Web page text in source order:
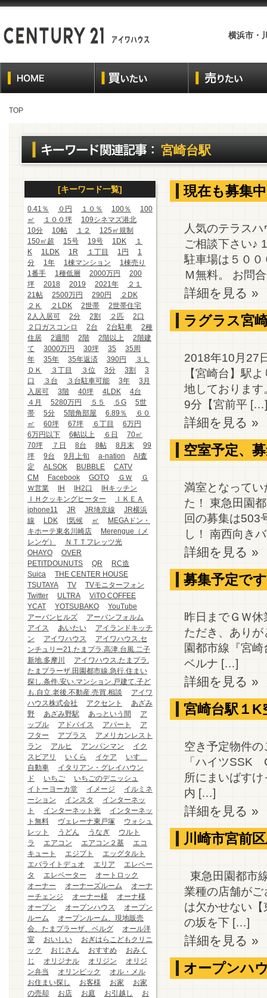
横浜市・
TOP
宮崎台駅
[キーワード一覧]
0.41％ ０円 １０％ 100％
100
㎡
１００坪
109シネマズ港北
10分
10帖 １２
125㎡規制
150㎡超
15号 19号 1DK
１
K
1LDK 1R １丁目 1円
1
分
1年 1棟マンション
1棟売り
1番手
1種低層 2000万円
200
坪
2018 2019 2021年
２１
21帖
2500万円 290円
２DK
２Ｋ
２LDK 2世帯
2世帯住宅
2人入居可
2分 2割 ２匹
2口
２口ガスコンロ
2台 2台駐車
2種
住居
2週間 2階 2階以上
2階建
て
3000万円 30坪 35
35周
年
35年 35年返済 390円
３Ｌ
ＤＫ
３丁目 ３位 3分 3割
3
口
３台 ３台駐車可能 3年
3月
入居可
3階 40坪 4LDK
4台
４月
5280万円 ５５ ５G
5世
帯
5分 5階角部屋 6.89％
６０
㎡
60坪 67坪 ６丁目
6万円
6万円以下
6帖以上 ６日
70㎡
70坪
７日 8台 8帖 8月末
99
坪
9台 9月上旬 a-nation
AI査
定
ALSOK BUBBLE
CATV
CM
Facebook GOTO ＧＷ
Ｇ
Ｗ営業
IH IH2口
IHキッチン
ＩＨクッキングヒーター
ＩＫＥＡ
iphone11
JR JR埼京線
JR横浜
線
LDK l気候 ㎡
MEGAドン・
キホーテ東名川崎店
Merengue（メ
レンゲ）
ＮＴＴフレッツ光
OHAYO
OVER
PETITDOUNUTS
QR
RC造
Suica
THE CENTER HOUSE
TSUTAYA
TV
TVモニターフォン
Twitter
ULTRA
ViTO COFFEE
YCAT
YOTSUBAKO
YouTube
アーバンヒルズ
アーバンフォルム
アイス
あいたい
アイランドキッチ
ン
アイワハウス
アイワハウス.セ
ンチュリー21.たまプラ.高津.台風.二子
新地.多摩川
アイワハウス.たまプラ.
たまプラーザ.田園都市線.急行.住まい
探し.条件.安い.マンション.戸建て.子ど
も.自立.老後.不動産.売買.相談
アイワ
ハウス株式会社
アクセント
あざみ
野
あざみ野駅 あっという間
ア
ップル
アドバイス アパート
ア
フター
アプラス
アメリカンレスト
ラン
アルヒ アンパンマン
イク
スピアリ
いくら イケア
いすゞ
自動車
イタリアン・グレイハウン
ド
いちご
いちごのデニッシュ
イトーヨーカ堂
イメージ
イルミネ
ーション
インスタ
インターネッ
ト
インターネット光
インターネッ
ト無料
ヴェレーナ東戸塚
ウォシュ
レット
うどん うなぎ
ウルト
ラ
エアコン エアコン２基
エコ
キュート
エジプト
エッグタルト
エバライトデュオ
エリア
エレベー
タ
エレベーター
オートロック
オーナー
オーナーズルーム
オーナ
ーチェンジ
オーナー様
オーナ様
オープン
オープンハウス
オープン
ルーム
オープンルーム、現地販売
会、たまプラーザ、ベルグ
オール洋
室
おいしい
おぎはらこどもクリニ
ック
おじさん おすすめ
おみく
じ
オリジナル オリジン
オリジ
ン弁当
オリンピック
オル・メル
お住まい探し
お客様 お家
お家
の売却
お店 お庭 お引越し
お
現在も募集
人気のテラス
ご相談下さい♪
駐車場は５０
Ｍ無料。 お問
詳細を見る »
ラグラス宮
2018年10月27
【宮崎台】駅
地しておりま
9分【宮前平 […]
詳細を見る »
空室予定、
満室となって
た！ 東急田園
回の募集は
し！ 南西向き
詳細を見る »
募集予定で
昨日までＧＷ
ただき、あり
園都市線『宮
ベルナ […]
詳細を見る »
宮崎台駅１K
空き予定物件
「ハイツSSK
所にまいばす
内 […]
詳細を見る »
川崎市宮前
東急田園都市
業種の店舗が
は欠かせない
の坂を下 […]
詳細を見る »
オープンハ